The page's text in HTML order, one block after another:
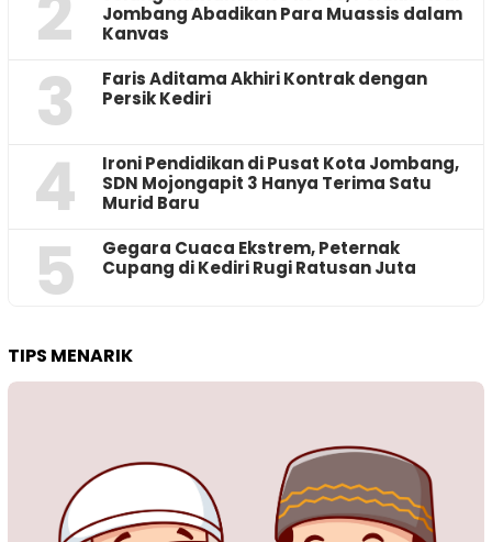
Jombang Abadikan Para Muassis dalam
Kanvas
3
Faris Aditama Akhiri Kontrak dengan
Persik Kediri
4
Ironi Pendidikan di Pusat Kota Jombang,
SDN Mojongapit 3 Hanya Terima Satu
Murid Baru
5
‎Gegara Cuaca Ekstrem, Peternak
Cupang di Kediri Rugi Ratusan Juta
TIPS MENARIK